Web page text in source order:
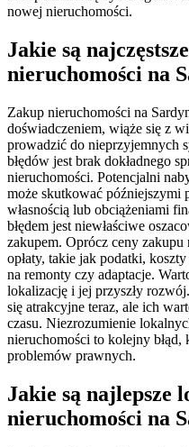
nowej nieruchomości.
Jakie są
nieruchomości na
Zakup nieruchomości na
doświadczeniem, wiąże się z
prowadzić do nieprzyjemnych
błędów jest brak dokładnego
nieruchomości. Potencjalni
może skutkować późniejszymi
własnością lub obciążeniami
błędem jest niewłaściwe
zakupem. Oprócz ceny
opłaty, takie jak podatki,
na remonty czy adaptacje.
lokalizację i jej przyszły
się atrakcyjne teraz, ale ich
czasu. Niezrozumienie
nieruchomości to kolejny
problemów prawnych.
Jakie są najlepsze
nieruchomości na